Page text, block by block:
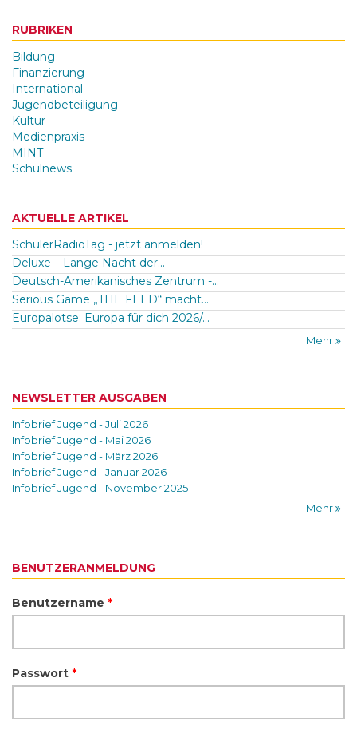
RUBRIKEN
Bildung
Finanzierung
International
Jugendbeteiligung
Kultur
Medienpraxis
MINT
Schulnews
AKTUELLE ARTIKEL
SchülerRadioTag - jetzt anmelden!
Deluxe – Lange Nacht der...
Deutsch-Amerikanisches Zentrum -...
Serious Game „THE FEED“ macht...
Europalotse: Europa für dich 2026/...
Mehr
NEWSLETTER AUSGABEN
Infobrief Jugend - Juli 2026
Infobrief Jugend - Mai 2026
Infobrief Jugend - März 2026
Infobrief Jugend - Januar 2026
Infobrief Jugend - November 2025
Mehr
BENUTZERANMELDUNG
Benutzername *
Passwort *